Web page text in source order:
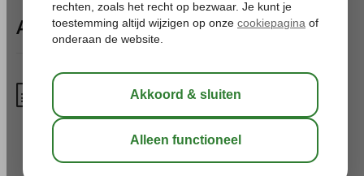
Artikelen Tagged:dubai
Wat voor reisdocumenten heb
ik nodig voor mijn reis?
Bezit je de Nederlandse of Belgische